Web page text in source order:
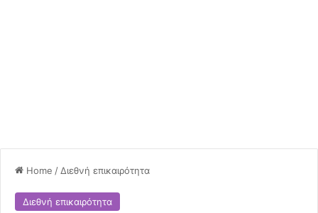
Home / Διεθνή επικαιρότητα
Διεθνή επικαιρότητα